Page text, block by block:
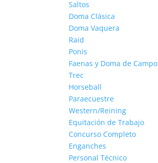
Saltos
Doma Clásica
Doma Vaquera
Raid
Ponis
Faenas y Doma de Campo
Trec
Horseball
Paraecuestre
Western/Reining
Equitación de Trabajo
Concurso Completo
Enganches
Personal Técnico